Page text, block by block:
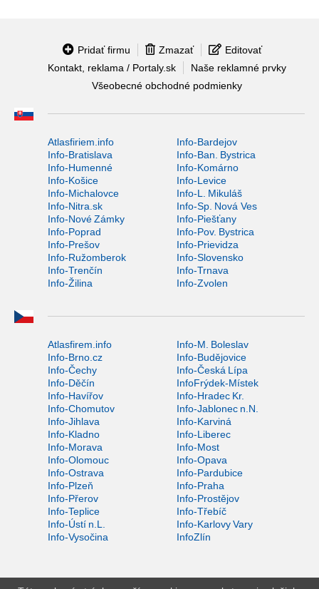
Pridať firmu Zmazať
Editovať
Kontakt, reklama / Portaly.sk
Naše reklamné prvky
Všeobecné obchodné podmienky
Atlasfiriem.info
Info-Bardejov
Info-Bratislava
Info-Ban. Bystrica
Info-Humenné
Info-Komárno
Info-Košice
Info-Levice
Info-Michalovce
Info-L. Mikuláš
Info-Nitra.sk
Info-Sp. Nová Ves
Info-Nové Zámky
Info-Piešťany
Info-Poprad
Info-Pov. Bystrica
Info-Prešov
Info-Prievidza
Info-Ružomberok
Info-Slovensko
Info-Trenčín
Info-Trnava
Info-Žilina
Info-Zvolen
Atlasfirem.info
Info-M. Boleslav
Info-Brno.cz
Info-Budějovice
Info-Čechy
Info-Česká Lípa
Info-Děčín
InfoFrýdek-Místek
Info-Havířov
Info-Hradec Kr.
Info-Chomutov
Info-Jablonec n.N.
Info-Jihlava
Info-Karviná
Info-Kladno
Info-Liberec
Info-Morava
Info-Most
Info-Olomouc
Info-Opava
Info-Ostrava
Info-Pardubice
Info-Plzeň
Info-Praha
Info-Přerov
Info-Prostějov
Info-Teplice
Info-Třebíč
Info-Ústí n.L.
Info-Karlovy Vary
Info-Vysočina
InfoZlín